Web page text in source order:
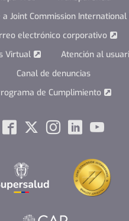
a Joint Commission International
electrónico corporativo
Virtual
Atención al
Canal de denuncias
de Cumplimiento